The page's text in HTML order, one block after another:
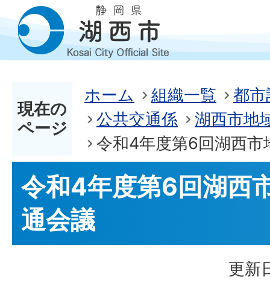
現在の
ページ
ホーム 組織一覧
都市
公共交通係
湖西市地
令和4年度第6回湖西市
令和4年度第6回湖西
通会議
更新